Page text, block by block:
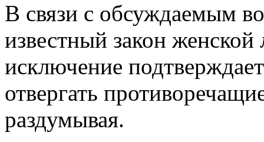
В связи с обсуждаемым
известный закон женской
исключение
отвергать
раздумывая.